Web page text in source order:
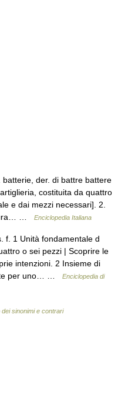
der. di battre battere
costituita da quattro
e dai mezzi necessari]. 2.
…
Enciclopedia Italiana
1 Unità fondamentale d
o sei pezzi | Scoprire le
intenzioni. 2 Insieme di
per uno… …
Enciclopedia di
dei sinonimi e contrari